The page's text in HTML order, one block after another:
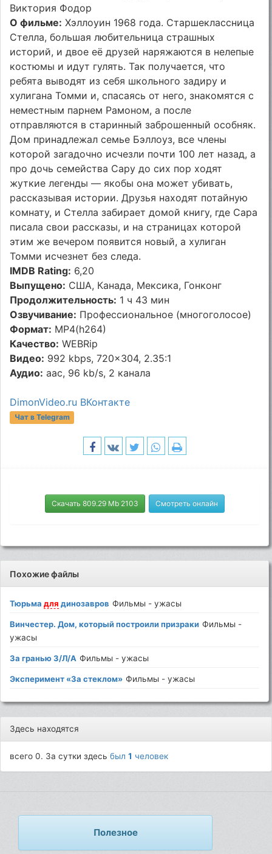
Виктория Фодор
О фильме: Хэллоуин 1968 года. Старшеклассница
Стелла, большая любительница страшных
историй, и двое её друзей наряжаются в нелепые
костюмы и идут гулять. Так получается, что
ребята выводят из себя школьного задиру и
хулигана Томми и, спасаясь от него, знакомятся с
неместным парнем Рамоном, а после
отправляются в старинный заброшенный особняк.
Дом принадлежал семье Бэллоуз, все члены
которой загадочно исчезли почти 100 лет назад, а
про дочь семейства Сару до сих пор ходят
жуткие легенды — якобы она может убивать,
рассказывая истории. Друзья находят потайную
комнату, и Стелла забирает домой книгу, где Сара
писала свои рассказы, и на страницах которой
этим же вечером появится новый, а хулиган
Томми исчезнет без следа.
IMDB Rating: 6,20
Выпущено: США, Канада, Мексика, Гонконг
Продолжительность: 1 ч 43 мин
Озвучивание: Профессиональное (многоголосое)
Формат: MP4(h264)
Качество: WEBRip
Видео: 992 kbps, 720x304, 2.35:1
Аудио: aac, 96 kb/s, 2 канала
DimonVideo.ru ВКонтакте
Чат в Telegram
Скачать 809.29 Mb 2103 Смотреть онлайн
Похожие файлы
Тюрьмадля динозавров Фильмы - ужасы
Винчестер. Дом, который построили призраки Фильмы -
ужасы
За гранью З/Л/А Фильмы - ужасы
Эксперимент «За стеклом» Фильмы - ужасы
Здесь находятся
всего 0. За сутки здесьбыл1 человек
Полезное